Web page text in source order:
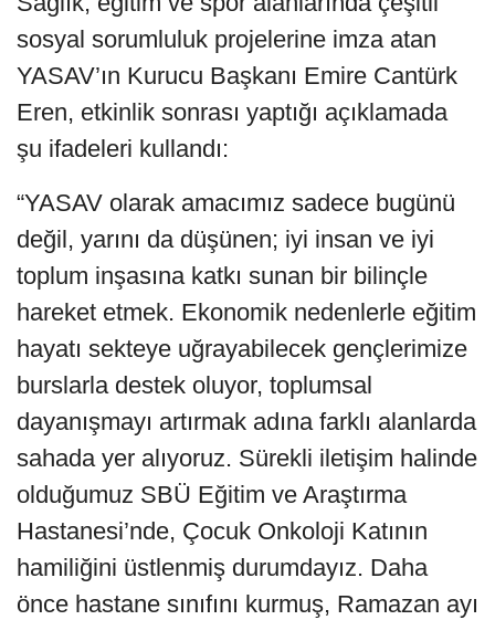
sosyal sorumluluk projelerine imza atan
YASAV’ın Kurucu Başkanı Emire Cantürk
Eren, etkinlik sonrası yaptığı açıklamada
şu ifadeleri kullandı:
“YASAV olarak amacımız sadece bugünü
değil, yarını da düşünen; iyi insan ve iyi
toplum inşasına katkı sunan bir bilinçle
hareket etmek. Ekonomik nedenlerle eğitim
hayatı sekteye uğrayabilecek gençlerimize
burslarla destek oluyor, toplumsal
dayanışmayı artırmak adına farklı alanlarda
sahada yer alıyoruz. Sürekli iletişim halinde
olduğumuz SBÜ Eğitim ve Araştırma
Hastanesi’nde, Çocuk Onkoloji Katının
hamiliğini üstlenmiş durumdayız. Daha
önce hastane sınıfını kurmuş, Ramazan ayı